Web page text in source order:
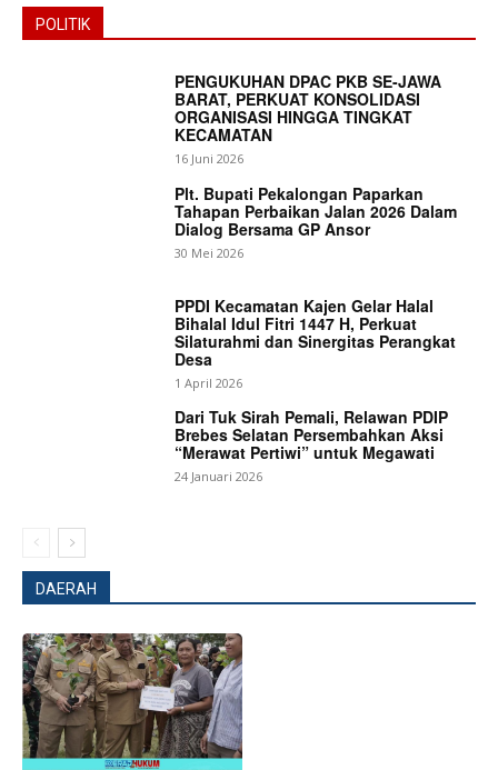
POLITIK
PENGUKUHAN DPAC PKB SE-JAWA
BARAT, PERKUAT KONSOLIDASI
ORGANISASI HINGGA TINGKAT
KECAMATAN
16 Juni 2026
Plt. Bupati Pekalongan Paparkan
Tahapan Perbaikan Jalan 2026 Dalam
Dialog Bersama GP Ansor
30 Mei 2026
PPDI Kecamatan Kajen Gelar Halal
Bihalal Idul Fitri 1447 H, Perkuat
Silaturahmi dan Sinergitas Perangkat
Desa
1 April 2026
Dari Tuk Sirah Pemali, Relawan PDIP
Brebes Selatan Persembahkan Aksi
“Merawat Pertiwi” untuk Megawati
24 Januari 2026
DAERAH